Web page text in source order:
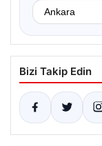
Bizi Takip Edin